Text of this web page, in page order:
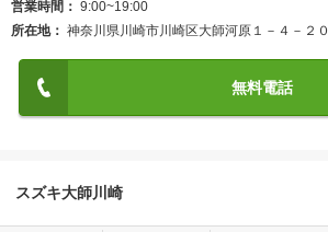
営業時間
9:00~19:00
所在地
神奈川県川崎市川崎区大師河原１－４－２０
無料電話
スズキ大師川崎